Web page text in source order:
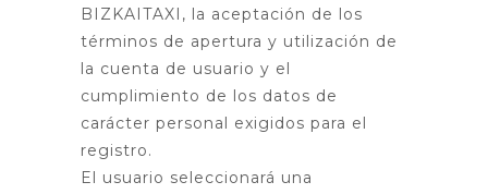
BIZKAITAXI, la aceptación de los
términos de apertura y utilización de
la cuenta de usuario y el
cumplimiento de los datos de
carácter personal exigidos para el
registro.
El usuario seleccionará una